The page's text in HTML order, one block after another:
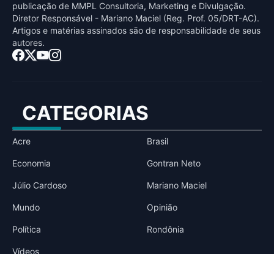
publicaçāo de MMPL Consultoria, Marketing e Divulgaçāo.
Diretor Responsável - Mariano Maciel (Reg. Prof. 05/DRT-AC).
Artigos e matérias assinados sāo de responsabilidade de seus
autores.
CATEGORIAS
Acre Brasil
Economia Gontran Neto
Júlio Cardoso Mariano Maciel
Mundo Opinião
Política Rondônia
Vídeos